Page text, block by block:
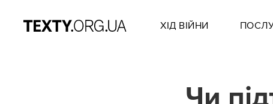
ХІД ВІЙНИ